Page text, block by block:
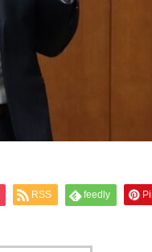
RSS feedly